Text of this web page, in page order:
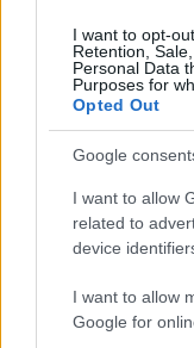
I want to opt-
Retention,
Personal Data
Purposes for
Opted Out
Google
I want to allow
related to
device
I want to allow
Google for
Λένα
Πάντο: «Ο
ό,τι είχα
08.08.2026